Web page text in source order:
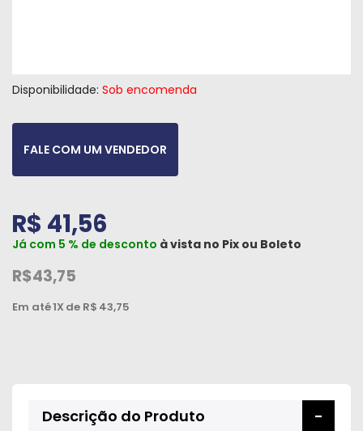
Pneumáticos
e
e
Acessórios
Oficina
Mecânica
Disponibilidade: Sob encomenda
FALE COM UM VENDEDOR
R$ 41,56
Já com 5 % de desconto à vista no Pix ou Boleto
R$43,75
Em até1X de R$ 43,75
Descrição do Produto